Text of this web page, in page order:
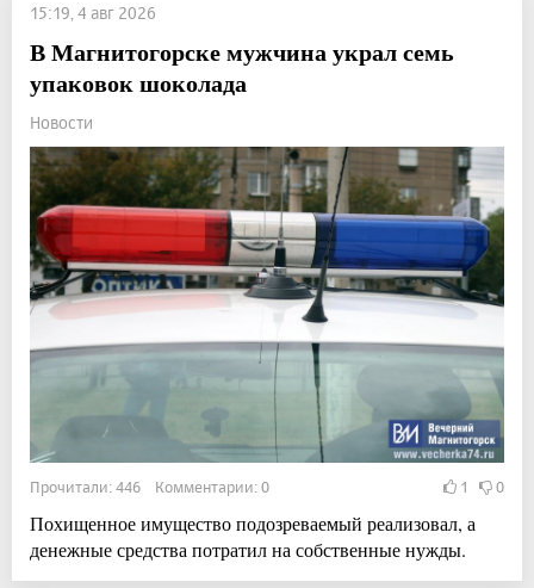
15:19, 4 авг 2026
В Магнитогорске мужчина украл семь
упаковок шоколада
Новости
Прочитали: 446 Комментарии: 0 1 0
Похищенное имущество подозреваемый реализовал, а
денежные средства потратил на собственные нужды.